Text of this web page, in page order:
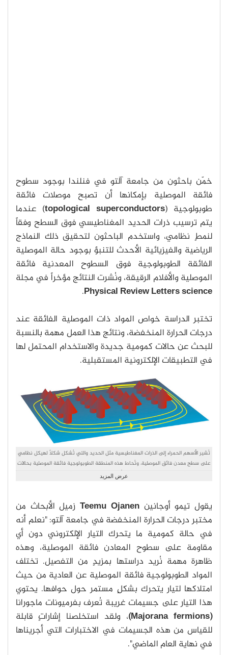
خمّن باحثون من جامعة آلتو في فنلندا بوجود سطوح
فائقة الموصلية بإمكانها أن تصبح موصلات فائقة
طوبولوجية (topological superconductors) عندما
يتم ترسيب ذرات الحديد المغناطيسي فوق السطح وفقاً
لنمطٍ نظامي، واستخدم الباحثون لتحقيق ذلك النماذج
الرياضية والفيزيائية الأحدث للتنبؤ بوجود حالة الموصلية
الفائقة الطوبولوجية فوق السطوح المعدنية فائقة
الموصلية والأفلام الرقيقة، ونُشرت النتائج مؤخراً في مجلة
Physical Review Letters science
.
تختبر الدراسة خواص المواد ذات الموصلية الفائقة عند
درجات الحرارة المنخفضة، ونتائج هذا العمل مهمة بالنسبة
للبحث عن حالات كمومية جديدة والاستخدام المحتمل لها
في التطبيقات الإلكترونية المستقبلية.
تُشير الأسهم الحمراء إلى الذرات المغناطيسية مثل الحديد والتي تُشكل شكلاً لهيكل نظامي
على سطح معدن فائق الموصلية، وتُحاط هذه المنطقة الطوبولوجية فائقة الموصلية بحالات
حواف أحادية الاتجاه.
عرض المزيد
يقول تيمو أوجانينTeemu Ojanenزميل الأبحاث من
مختبر درجات الحرارة المنخفضة في جامعة آلتو: "نعلم أنه
في حالة كمومية ما يتحرك التيار الإلكتروني دون أي
مقاومة على سطوح المعادن فائقة الموصلية، وهذه
ظاهرة مهمة نُريد دراستها بمزيدٍ من التفصيل. تختلف
المواد الطوبولوجية فائقة الموصلية عن العادية من حيث
امتلاكها لتيار يتحرك بشكلٍ مستمر حول حوافها. يحتوي
هذا التيار على جسيمات غريبة تُعرف بفرميونات ماجورانا
(Majorana fermions)
، ولقد استخلصنا إشاراتٍ قابلة
للقياس من هذه الجسيمات في الاختبارات التي أجريناها
في نهاية العام الماضي".